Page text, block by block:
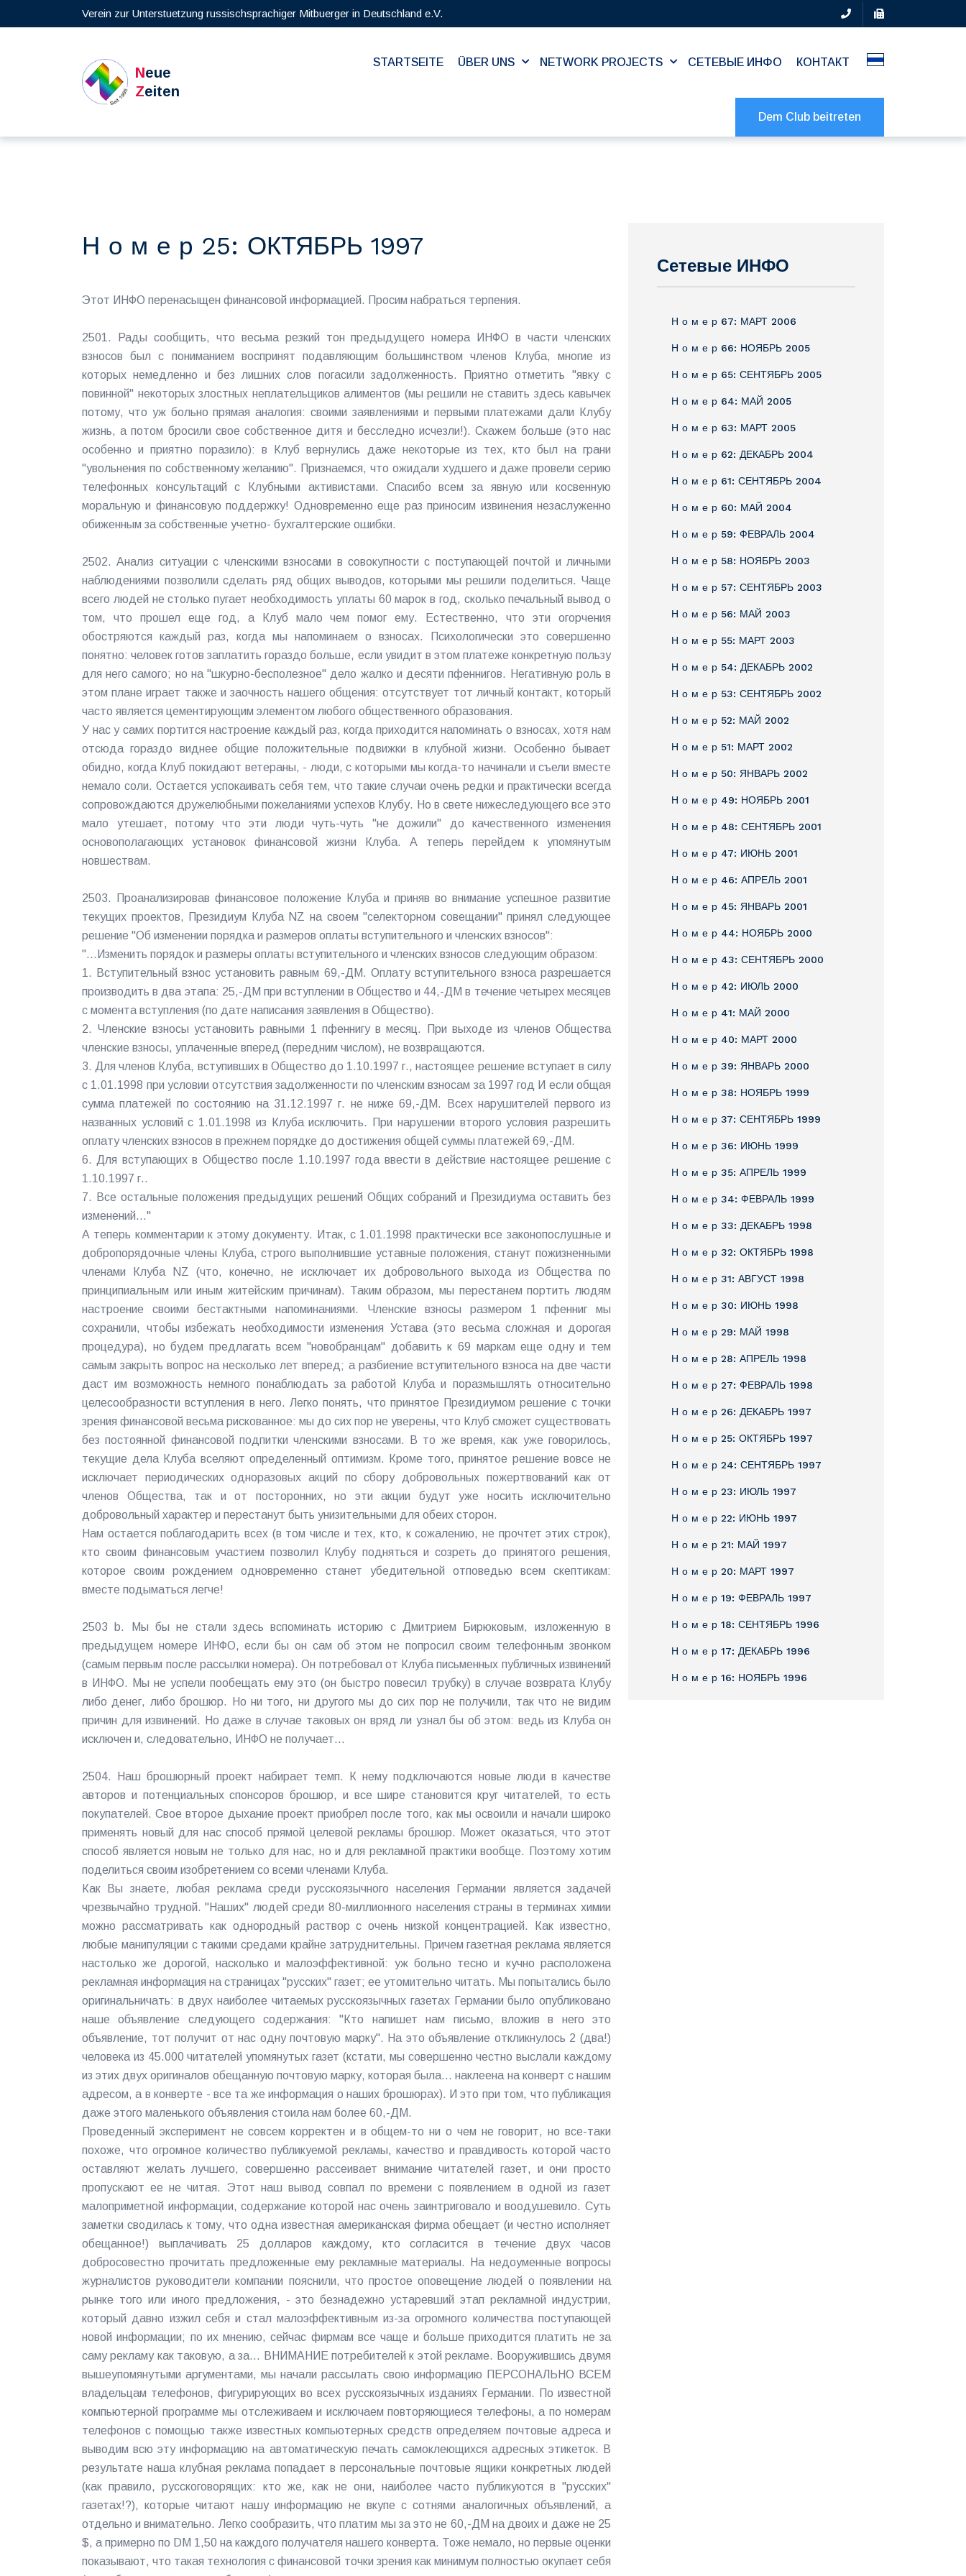
Verein zur Unterstuetzung russischsprachiger Mitbuerger in Deutschland e.V.
Neue
Zeiten
STARTSEITE ÜBER UNS NETWORK PROJECTS СЕТЕВЫЕ ИНФО КОНТАКТ
Dem Club beitreten
Н о м е р 25: ОКТЯБРЬ 1997
Этот ИНФО перенасыщен финансовой информацией. Просим набраться терпения.
2501. Рады сообщить, что весьма резкий тон предыдущего номера ИНФО в части членских
взносов был с пониманием воспринят подавляющим большинством членов Клуба, многие из
которых немедленно и без лишних слов погасили задолженность. Приятно отметить "явку с
повинной" некоторых злостных неплательщиков алиментов (мы решили не ставить здесь кавычек
потому, что уж больно прямая аналогия: своими заявлениями и первыми платежами дали Клубу
жизнь, а потом бросили свое собственное дитя и бесследно исчезли!). Скажем больше (это нас
особенно и приятно поразило): в Клуб вернулись даже некоторые из тех, кто был на грани
"увольнения по собственному желанию". Признаемся, что ожидали худшего и даже провели серию
телефонных консультаций с Клубными активистами. Спасибо всем за явную или косвенную
моральную и финансовую поддержку! Одновременно еще раз приносим извинения незаслуженно
обиженным за собственные учетно- бухгалтерские ошибки.
2502. Анализ ситуации с членскими взносами в совокупности с поступающей почтой и личными
наблюдениями позволили сделать ряд общих выводов, которыми мы решили поделиться. Чаще
всего людей не столько пугает необходимость уплаты 60 марок в год, сколько печальный вывод о
том, что прошел еще год, а Клуб мало чем помог ему. Естественно, что эти огорчения
обостряются каждый раз, когда мы напоминаем о взносах. Психологически это совершенно
понятно: человек готов заплатить гораздо больше, если увидит в этом платеже конкретную пользу
для него самого; но на "шкурно-бесполезное" дело жалко и десяти пфеннигов. Негативную роль в
этом плане играет также и заочность нашего общения: отсутствует тот личный контакт, который
часто является цементирующим элементом любого общественного образования.
У нас у самих портится настроение каждый раз, когда приходится напоминать о взносах, хотя нам
отсюда гораздо виднее общие положительные подвижки в клубной жизни. Особенно бывает
обидно, когда Клуб покидают ветераны, - люди, с которыми мы когда-то начинали и съели вместе
немало соли. Остается успокаивать себя тем, что такие случаи очень редки и практически всегда
сопровождаются дружелюбными пожеланиями успехов Клубу. Но в свете нижеследующего все это
мало утешает, потому что эти люди чуть-чуть "не дожили" до качественного изменения
основополагающих установок финансовой жизни Клуба. А теперь перейдем к упомянутым
новшествам.
2503. Проанализировав финансовое положение Клуба и приняв во внимание успешное развитие
текущих проектов, Президиум Клуба NZ на своем "селекторном совещании" принял следующее
решение "Об изменении порядка и размеров оплаты вступительного и членских взносов":
"...Изменить порядок и размеры оплаты вступительного и членских взносов следующим образом:
1. Вступительный взнос установить равным 69,-ДМ. Оплату вступительного взноса разрешается
производить в два этапа: 25,-ДМ при вступлении в Общество и 44,-ДМ в течение четырех месяцев
с момента вступления (по дате написания заявления в Общество).
2. Членские взносы установить равными 1 пфеннигу в месяц. При выходе из членов Общества
членские взносы, уплаченные вперед (передним числом), не возвращаются.
3. Для членов Клуба, вступивших в Общество до 1.10.1997 г., настоящее решение вступает в силу
с 1.01.1998 при условии отсутствия задолженности по членским взносам за 1997 год И если общая
сумма платежей по состоянию на 31.12.1997 г. не ниже 69,-ДМ. Всех нарушителей первого из
названных условий с 1.01.1998 из Клуба исключить. При нарушении второго условия разрешить
оплату членских взносов в прежнем порядке до достижения общей суммы платежей 69,-ДМ.
6. Для вступающих в Общество после 1.10.1997 года ввести в действие настоящее решение с
1.10.1997 г..
7. Все остальные положения предыдущих решений Общих собраний и Президиума оставить без
изменений..."
А теперь комментарии к этому документу. Итак, с 1.01.1998 практически все законопослушные и
добропорядочные члены Клуба, строго выполнившие уставные положения, станут пожизненными
членами Клуба NZ (что, конечно, не исключает их добровольного выхода из Общества по
принципиальным или иным житейским причинам). Таким образом, мы перестанем портить людям
настроение своими бестактными напоминаниями. Членские взносы размером 1 пфенниг мы
сохранили, чтобы избежать необходимости изменения Устава (это весьма сложная и дорогая
процедура), но будем предлагать всем "новобранцам" добавить к 69 маркам еще одну и тем
самым закрыть вопрос на несколько лет вперед; а разбиение вступительного взноса на две части
даст им возможность немного понаблюдать за работой Клуба и поразмышлять относительно
целесообразности вступления в него. Легко понять, что принятое Президиумом решение с точки
зрения финансовой весьма рискованное: мы до сих пор не уверены, что Клуб сможет существовать
без постоянной финансовой подпитки членскими взносами. В то же время, как уже говорилось,
текущие дела Клуба вселяют определенный оптимизм. Кроме того, принятое решение вовсе не
исключает периодических одноразовых акций по сбору добровольных пожертвований как от
членов Общества, так и от посторонних, но эти акции будут уже носить исключительно
добровольный характер и перестанут быть унизительными для обеих сторон.
Нам остается поблагодарить всех (в том числе и тех, кто, к сожалению, не прочтет этих строк),
кто своим финансовым участием позволил Клубу подняться и созреть до принятого решения,
которое своим рождением одновременно станет убедительной отповедью всем скептикам:
вместе подыматься легче!
2503 b. Мы бы не стали здесь вспоминать историю с Дмитрием Бирюковым, изложенную в
предыдущем номере ИНФО, если бы он сам об этом не попросил своим телефонным звонком
(самым первым после рассылки номера). Он потребовал от Клуба письменных публичных извинений
в ИНФО. Мы не успели пообещать ему это (он быстро повесил трубку) в случае возврата Клубу
либо денег, либо брошюр. Но ни того, ни другого мы до сих пор не получили, так что не видим
причин для извинений. Но даже в случае таковых он вряд ли узнал бы об этом: ведь из Клуба он
исключен и, следовательно, ИНФО не получает...
2504. Наш брошюрный проект набирает темп. К нему подключаются новые люди в качестве
авторов и потенциальных спонсоров брошюр, и все шире становится круг читателей, то есть
покупателей. Свое второе дыхание проект приобрел после того, как мы освоили и начали широко
применять новый для нас способ прямой целевой рекламы брошюр. Может оказаться, что этот
способ является новым не только для нас, но и для рекламной практики вообще. Поэтому хотим
поделиться своим изобретением со всеми членами Клуба.
Как Вы знаете, любая реклама среди русскоязычного населения Германии является задачей
чрезвычайно трудной. "Наших" людей среди 80-миллионного населения страны в терминах химии
можно рассматривать как однородный раствор с очень низкой концентрацией. Как известно,
любые манипуляции с такими средами крайне затруднительны. Причем газетная реклама является
настолько же дорогой, насколько и малоэффективной: уж больно тесно и кучно расположена
рекламная информация на страницах "русских" газет; ее утомительно читать. Мы попытались было
оригинальничать: в двух наиболее читаемых русскоязычных газетах Германии было опубликовано
наше объявление следующего содержания: "Кто напишет нам письмо, вложив в него это
объявление, тот получит от нас одну почтовую марку". На это объявление откликнулось 2 (два!)
человека из 45.000 читателей упомянутых газет (кстати, мы совершенно честно выслали каждому
из этих двух оригиналов обещанную почтовую марку, которая была... наклеена на конверт с нашим
адресом, а в конверте - все та же информация о наших брошюрах). И это при том, что публикация
даже этого маленького объявления стоила нам более 60,-ДМ.
Проведенный эксперимент не совсем корректен и в общем-то ни о чем не говорит, но все-таки
похоже, что огромное количество публикуемой рекламы, качество и правдивость которой часто
оставляют желать лучшего, совершенно рассеивает внимание читателей газет, и они просто
пропускают ее не читая. Этот наш вывод совпал по времени с появлением в одной из газет
малоприметной информации, содержание которой нас очень заинтриговало и воодушевило. Суть
заметки сводилась к тому, что одна известная американская фирма обещает (и честно исполняет
обещанное!) выплачивать 25 долларов каждому, кто согласится в течение двух часов
добросовестно прочитать предложенные ему рекламные материалы. На недоуменные вопросы
журналистов руководители компании пояснили, что простое оповещение людей о появлении на
рынке того или иного предложения, - это безнадежно устаревший этап рекламной индустрии,
который давно изжил себя и стал малоэффективным из-за огромного количества поступающей
новой информации; по их мнению, сейчас фирмам все чаще и больше приходится платить не за
саму рекламу как таковую, а за... ВНИМАНИЕ потребителей к этой рекламе. Вооружившись двумя
вышеупомянутыми аргументами, мы начали рассылать свою информацию ПЕРСОНАЛЬНО ВСЕМ
владельцам телефонов, фигурирующих во всех русскоязычных изданиях Германии. По известной
компьютерной программе мы отслеживаем и исключаем повторяющиеся телефоны, а по номерам
телефонов с помощью также известных компьютерных средств определяем почтовые адреса и
выводим всю эту информацию на автоматическую печать самоклеющихся адресных этикеток. В
результате наша клубная реклама попадает в персональные почтовые ящики конкретных людей
(как правило, русскоговорящих: кто же, как не они, наиболее часто публикуются в "русских"
газетах!?), которые читают нашу информацию не вкупе с сотнями аналогичных объявлений, а
отдельно и внимательно. Легко сообразить, что платим мы за это не 60,-ДМ на двоих и даже не 25
$, а примерно по DM 1,50 на каждого получателя нашего конверта. Тоже немало, но первые оценки
показывают, что такая технология с финансовой точки зрения как минимум полностью окупает себя
Сетевые ИНФО
Н о м е р 67: МАРТ 2006
Н о м е р 66: НОЯБРЬ 2005
Н о м е р 65: СЕНТЯБРЬ 2005
Н о м е р 64: МАЙ 2005
Н о м е р 63: МАРТ 2005
Н о м е р 62: ДЕКАБРЬ 2004
Н о м е р 61: СЕНТЯБРЬ 2004
Н о м е р 60: МАЙ 2004
Н о м е р 59: ФЕВРАЛЬ 2004
Н о м е р 58: НОЯБРЬ 2003
Н о м е р 57: СЕНТЯБРЬ 2003
Н о м е р 56: МАЙ 2003
Н о м е р 55: МАРТ 2003
Н о м е р 54: ДЕКАБРЬ 2002
Н о м е р 53: СЕНТЯБРЬ 2002
Н о м е р 52: МАЙ 2002
Н о м е р 51: МАРТ 2002
Н о м е р 50: ЯНВАРЬ 2002
Н о м е р 49: НОЯБРЬ 2001
Н о м е р 48: СЕНТЯБРЬ 2001
Н о м е р 47: ИЮНЬ 2001
Н о м е р 46: АПРЕЛЬ 2001
Н о м е р 45: ЯНВАРЬ 2001
Н о м е р 44: НОЯБРЬ 2000
Н о м е р 43: СЕНТЯБРЬ 2000
Н о м е р 42: ИЮЛЬ 2000
Н о м е р 41: МАЙ 2000
Н о м е р 40: МАРТ 2000
Н о м е р 39: ЯНВАРЬ 2000
Н о м е р 38: НОЯБРЬ 1999
Н о м е р 37: СЕНТЯБРЬ 1999
Н о м е р 36: ИЮНЬ 1999
Н о м е р 35: АПРЕЛЬ 1999
Н о м е р 34: ФЕВРАЛЬ 1999
Н о м е р 33: ДЕКАБРЬ 1998
Н о м е р 32: ОКТЯБРЬ 1998
Н о м е р 31: АВГУСТ 1998
Н о м е р 30: ИЮНЬ 1998
Н о м е р 29: МАЙ 1998
Н о м е р 28: АПРЕЛЬ 1998
Н о м е р 27: ФЕВРАЛЬ 1998
Н о м е р 26: ДЕКАБРЬ 1997
Н о м е р 25: ОКТЯБРЬ 1997
Н о м е р 24: СЕНТЯБРЬ 1997
Н о м е р 23: ИЮЛЬ 1997
Н о м е р 22: ИЮНЬ 1997
Н о м е р 21: МАЙ 1997
Н о м е р 20: МАРТ 1997
Н о м е р 19: ФЕВРАЛЬ 1997
Н о м е р 18: СЕНТЯБРЬ 1996
Н о м е р 17: ДЕКАБРЬ 1996
Н о м е р 16: НОЯБРЬ 1996